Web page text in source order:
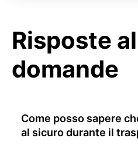
Risposte
domande
Come posso sapere
al sicuro durante il